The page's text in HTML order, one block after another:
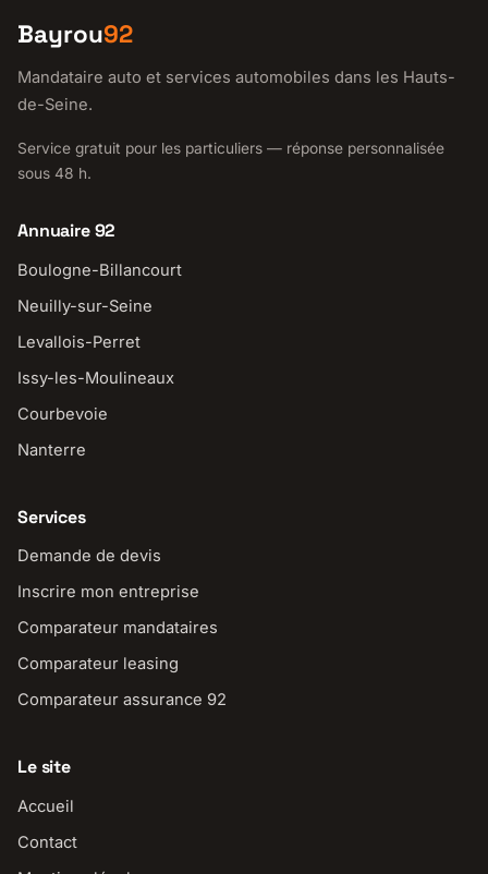
Bayrou92
Mandataire auto et services automobiles dans les Hauts-
de-Seine.
Service gratuit pour les particuliers — réponse personnalisée
sous 48 h.
Annuaire 92
Boulogne-Billancourt
Neuilly-sur-Seine
Levallois-Perret
Issy-les-Moulineaux
Courbevoie
Nanterre
Services
Demande de devis
Inscrire mon entreprise
Comparateur mandataires
Comparateur leasing
Comparateur assurance 92
Le site
Accueil
Contact